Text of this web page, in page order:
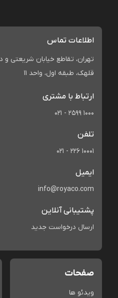
اطلاعات تماس
تهران، تقاطع خیابان شریعتی و
قلهک، طبقه اول، واحد 11
ارتباط با مشتری
021 - 2599 1000
تلفن
021 - 226 10001
ایمیل
info@royaco.com
پشتیبانی آنلاین
ارسال درخواست جدید
صفحات
ویدئو ها